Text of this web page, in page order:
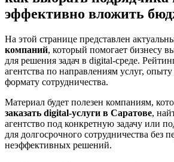
эффективно вложить
На этой странице представлен
компаний, который помогает бизнесу
для решения задач в digital-среде.
агентства по направлениям услуг,
формату сотрудничества.
Материал будет полезен компаниям,
заказать digital-услуги в Саратове,
агентство под конкретную задачу или
для долгосрочного сотрудничества без
неэффективных решений.